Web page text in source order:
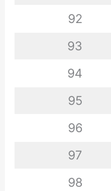
92
93
94
95
96
97
98